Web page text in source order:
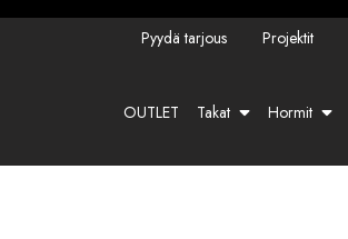
Pyydä tarjous Projektit
OUTLET Takat Hormit